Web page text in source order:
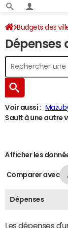
Budgets des
Dépenses
Voir aussi :
Sault à une autre
Afficher les
Comparer avec
Dépenses
Les dépenses